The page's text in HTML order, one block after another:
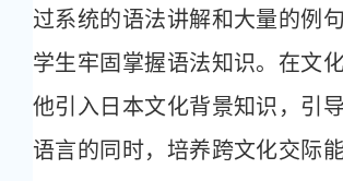
过系统的语法讲解和大量的例
学生牢固掌握语法知识。在文化
他引入日本文化背景知识，引
语言的同时，培养跨文化交际